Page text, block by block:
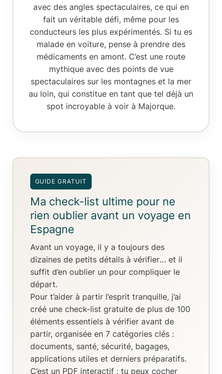
avec des angles spectaculaires, ce qui en
fait un véritable défi, même pour les
conducteurs les plus expérimentés. Si tu es
malade en voiture, pense à prendre des
médicaments en amont. C’est une route
mythique avec des points de vue
spectaculaires sur les montagnes et la mer
au loin, qui constitue en tant que tel déjà un
spot incroyable à voir à Majorque.
GUIDE GRATUIT
Ma check-list ultime pour ne
rien oublier avant un voyage en
Espagne
Avant un voyage, il y a toujours des
dizaines de petits détails à vérifier… et il
suffit d’en oublier un pour compliquer le
départ.
Pour t’aider à partir l’esprit tranquille, j’ai
créé une check-list gratuite de plus de 100
éléments essentielsà vérifier avant de
partir, organisée en 7 catégories clés:
documents, santé, sécurité, bagages,
applications utiles et derniers préparatifs.
C’est un PDF interactif: tu peux cocher